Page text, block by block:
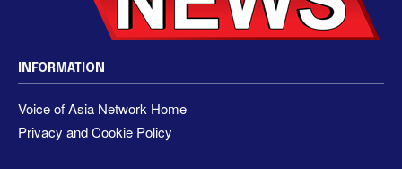
INFORMATION
Voice of Asia Network Home
Privacy and Cookie Policy